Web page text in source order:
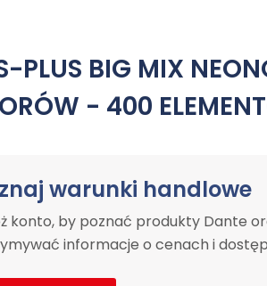
PLUS BIG MIX
- 400
warunki handlowe
konto, by poznać produkty Dante
informacje o cenach i